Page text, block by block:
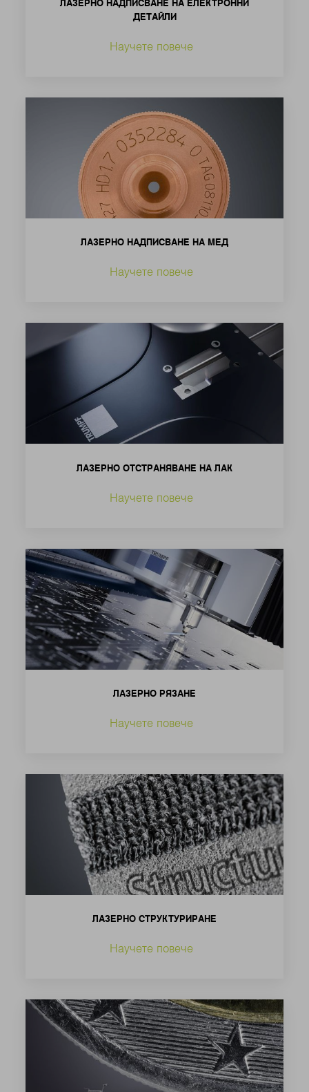
ЛАЗЕРНО НАДПИСВАНЕ НА ЕЛЕКТРОННИ
ДЕТАЙЛИ
Научете повече
ЛАЗЕРНО НАДПИСВАНЕ НА МЕД
Научете повече
ЛАЗЕРНО ОТСТРАНЯВАНЕ НА ЛАК
Научете повече
ЛАЗЕРНО РЯЗАНЕ
Научете повече
ЛАЗЕРНО СТРУКТУРИРАНЕ
Научете повече